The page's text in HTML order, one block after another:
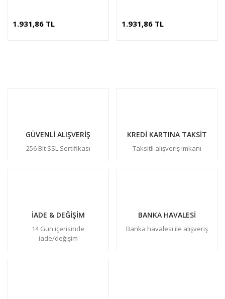
1.931,86 TL 1.931,86 TL
GÜVENLİ ALIŞVERİŞ
256 Bit SSL Sertifikası
KREDİ KARTINA TAKSİT
Taksitli alışveriş imkanı
İADE & DEĞİŞİM
14 Gün içerisinde
iade/değişim
BANKA HAVALESİ
Banka havalesi ile alışveriş